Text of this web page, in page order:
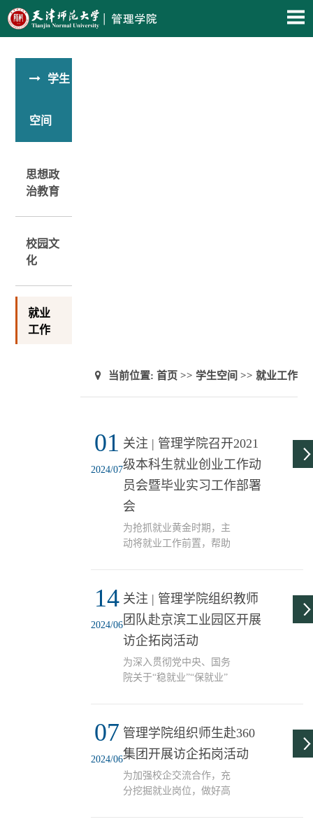
学生
空间
思想政
治教育
校园文
化
就业
工作
当前位置: 首页 >> 学生空间 >> 就业工作
01
2024/07
关注 | 管理学院召开2021
级本科生就业创业工作动
员会暨毕业实习工作部署
会
为抢抓就业黄金时期，主
动将就业工作前置，帮助
规划，6月20日，管理学院
在劝A115教室召开2021级
本科生就业创业工作动员
会暨毕业实习工作部署
记冯浩、教学办负责人祝
庆轩和各专业辅导员参加
届本科生进行就业创业动
就业的严峻形势，详细介
绍了2024届毕业生升学、
就业等各种去向落实情
14
2024/06
关注 | 管理学院组织教师
团队赴京滨工业园区开展
访企拓岗活动
为深入贯彻党中央、国务
院关于“稳就业”“保就业”
月6日，管理学院党委副书
记、院长刘冰、党委副书
记、纪委书记冯浩、副院
长王晔一行10余名教师赴
京滨工业园区围绕园区企
07
2024/06
管理学院组织师生赴360
集团开展访企拓岗活动
为加强校企交流合作，充
分挖掘就业岗位，做好高